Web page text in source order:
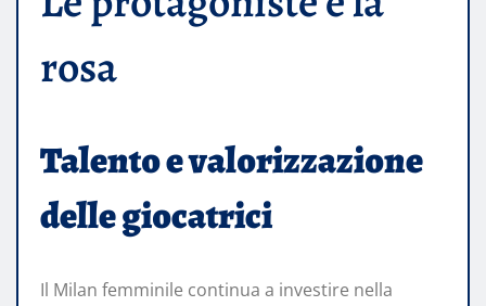
rosa
Talento e valorizzazione
delle giocatrici
Il Milan femminile continua a investire nella